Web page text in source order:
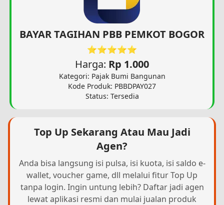
BAYAR TAGIHAN PBB PEMKOT BOGOR
⭐⭐⭐⭐⭐
Harga: Rp 1.000
Kategori: Pajak Bumi Bangunan
Kode Produk: PBBDPAY027
Status: Tersedia
Top Up Sekarang Atau Mau Jadi
Agen?
Anda bisa langsung isi pulsa, isi kuota, isi saldo e-
wallet, voucher game, dll melalui fitur Top Up
tanpa login. Ingin untung lebih? Daftar jadi agen
lewat aplikasi resmi dan mulai jualan produk